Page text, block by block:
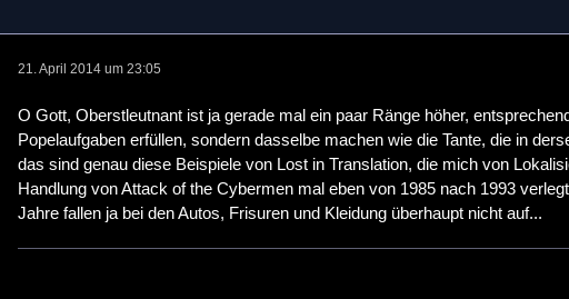
21. April 2014 um 23:05
O Gott, Oberstleutnant ist ja gerade mal ein paar Ränge höher,
Popelaufgaben erfüllen, sondern dasselbe machen wie die Tante, die in
das sind genau diese Beispiele von Lost in Translation, die mich von
Handlung von Attack of the Cybermen mal eben von 1985 nach 1993
Jahre fallen ja bei den Autos, Frisuren und Kleidung überhaupt nicht auf...